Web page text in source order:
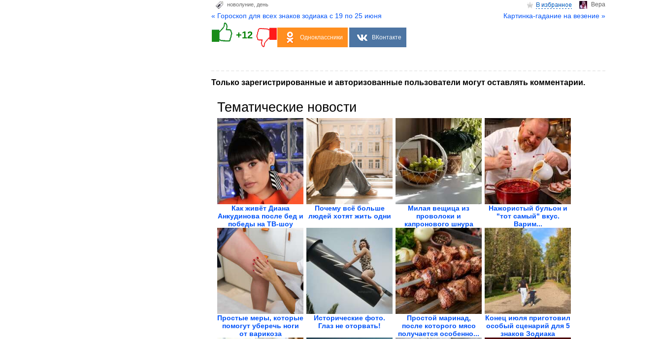
Верa
новолуние день
« Гороскоп для всех знаков зодиака с 19 по 25 июня Картинка-гадание на везение »
+12 Одноклассники ВКонтакте
Только зарегистрированные и авторизованные пользователи могут оставлять комментарии.
Тематические новости
Как живёт Диана
Анкудинова после бед и
победы на ТВ-шоу
Почему всё больше
людей хотят жить одни
Милая вещица из
проволоки и
капронового шнура
Нажористый бульон и
"тот самый" вкус.
Варим...
Простые меры, которые
помогут уберечь ноги
от варикоза
Исторические фото.
Глаз не оторвать!
Простой маринад,
после которого мясо
получается особенно...
Конец июля приготовил
особый сценарий для 5
знаков Зодиака